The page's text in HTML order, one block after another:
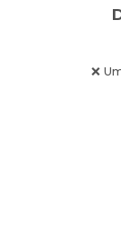
❌